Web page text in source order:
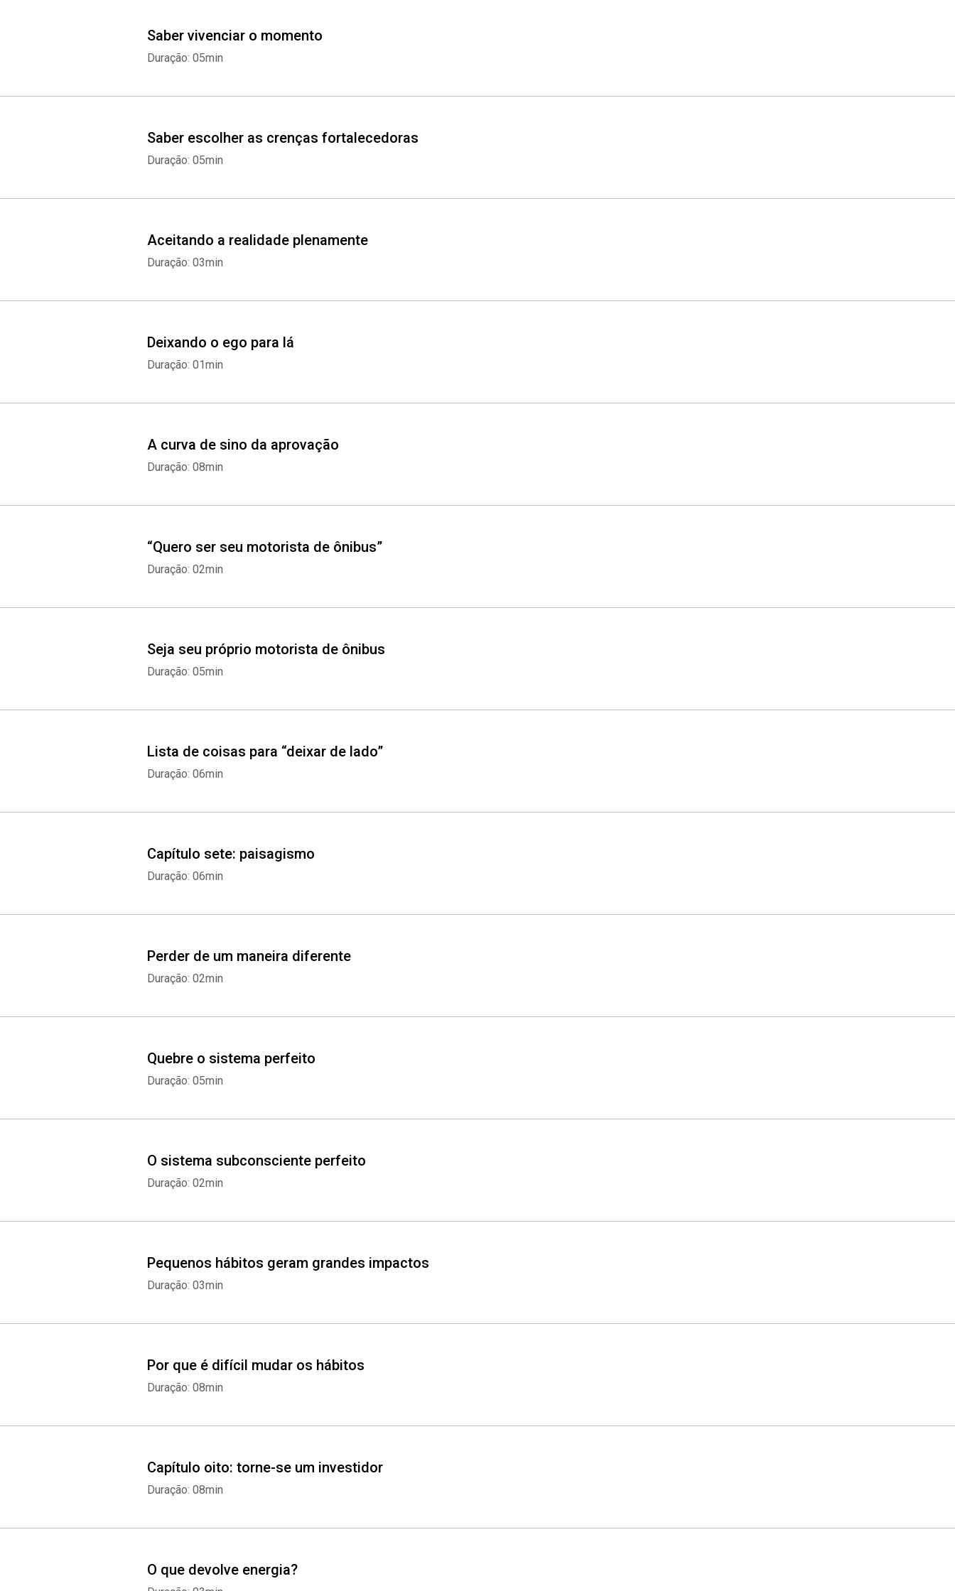
Saber vivenciar o momento
Duração: 05min
Saber escolher as crenças fortalecedoras
Duração: 05min
Aceitando a realidade plenamente
Duração: 03min
Deixando o ego para lá
Duração: 01min
A curva de sino da aprovação
Duração: 08min
“Quero ser seu motorista de ônibus”
Duração: 02min
Seja seu próprio motorista de ônibus
Duração: 05min
Lista de coisas para “deixar de lado”
Duração: 06min
Capítulo sete: paisagismo
Duração: 06min
Perder de um maneira diferente
Duração: 02min
Quebre o sistema perfeito
Duração: 05min
O sistema subconsciente perfeito
Duração: 02min
Pequenos hábitos geram grandes impactos
Duração: 03min
Por que é difícil mudar os hábitos
Duração: 08min
Capítulo oito: torne-se um investidor
Duração: 08min
O que devolve energia?